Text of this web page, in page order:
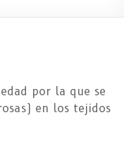
por la que se
en los tejidos